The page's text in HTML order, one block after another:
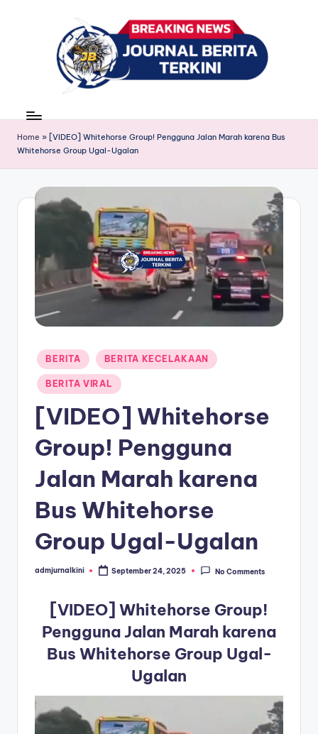
r
n
a
ri
news
Home » [VIDEO] Whitehorse Group! Pengguna Jalan Marah karena Bus
Whitehorse Group Ugal-Ugalan
Posted
in
BERITA BERITA KECELAKAAN
BERITA VIRAL
[VIDEO] Whitehorse
Group! Pengguna
Jalan Marah karena
Bus Whitehorse
Group Ugal-Ugalan
Posted
admjurnalkini September 24, 2025 No Comments
[VIDEO] Whitehorse Group!
Pengguna Jalan Marah karena
Bus Whitehorse Group Ugal-
Ugalan